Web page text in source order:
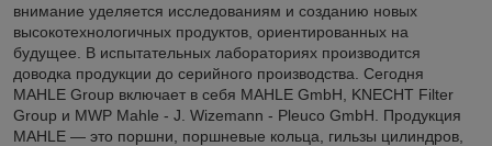
внимание уделяется исследованиям и созданию новых
высокотехнологичных продуктов, ориентированных на
будущее. В испытательных лабораториях производится
доводка продукции до серийного производства. Сегодня
MAHLE Group включает в себя MAHLE GmbH, KNECHT Filter
Group и MWP Mahle - J. Wizemann - Pleuco GmbH. Продукция
MAHLE — это поршни, поршневые кольца, гильзы цилиндров,